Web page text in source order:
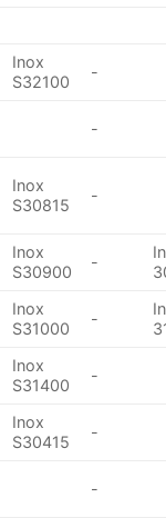
Inox
S32100
-
-
Inox
S30815
-
Inox
S30900
-
Inox
S31000
-
Inox
S31400
-
Inox
S30415
-
-